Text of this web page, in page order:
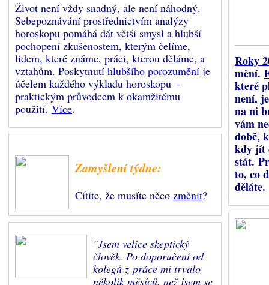
Život není vždy snadný, ale není náhodný.
Sebepoznávání prostřednictvím analýzy
horoskopu pomáhá dát větší smysl a hlubší
pochopení zkušenostem, kterým čelíme,
lidem, které známe, práci, kterou děláme, a
vztahům. Poskytnutí hlubšího porozumění je
účelem každého výkladu horoskopu –
praktickým průvodcem k okamžitému
použití. Více.
Zamyšlení týdne:
Cítíte, že musíte něco změnit?
"Jsem velice skeptický
člověk. Po doporučení od
kolegů z práce mi trvalo
několik měsíců, než jsem se
Roky
mění.
které
není,
na ni
vám
době,
kdy jít
stát.
to, co
děláte.